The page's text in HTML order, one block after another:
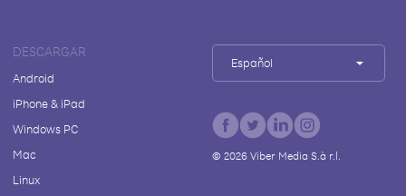
DESCARGAR
Android
iPhone & iPad
Windows PC
Mac
Linux
Español
© 2026Viber Media S.à r.l.